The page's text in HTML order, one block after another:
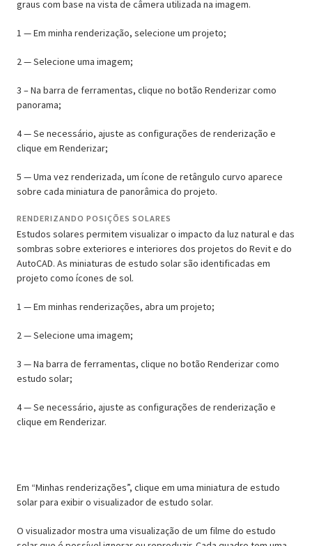
graus com base na vista de câmera utilizada na imagem.
1 — Em minha renderização, selecione um projeto;
2 — Selecione uma imagem;
3 – Na barra de ferramentas, clique no botão Renderizar como
panorama;
4 — Se necessário, ajuste as configurações de renderização e
clique em Renderizar;
5 — Uma vez renderizada, um ícone de retângulo curvo aparece
sobre cada miniatura de panorâmica do projeto.
RENDERIZANDO POSIÇÕES SOLARES
Estudos solares permitem visualizar o impacto da luz natural e das
sombras sobre exteriores e interiores dos projetos do Revit e do
AutoCAD. As miniaturas de estudo solar são identificadas em
projeto como ícones de sol.
1 — Em minhas renderizações, abra um projeto;
2 — Selecione uma imagem;
3 — Na barra de ferramentas, clique no botão Renderizar como
estudo solar;
4 — Se necessário, ajuste as configurações de renderização e
clique em Renderizar.
Em “Minhas renderizações”, clique em uma miniatura de estudo
solar para exibir o visualizador de estudo solar.
O visualizador mostra uma visualização de um filme do estudo